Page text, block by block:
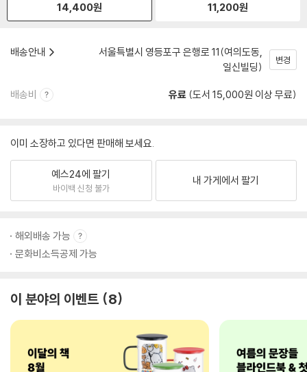
14,400원 11,200원
배송안내
서울특별시 영등포구 은행로 11(여의도동,
일신빌딩)
변경
배송비 유료 (도서 15,000원 이상 무료)
이미 소장하고 있다면 판매해 보세요.
예스24에 팔기
바이백 신청 불가
내 가게에서 팔기
해외배송 가능
문화비소득공제 가능
이 분야의 이벤트 8